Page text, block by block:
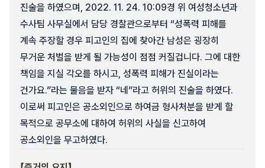
진술을 하였으며, 2022. 11. 24. 10:09경 위 여성청소년과
수사팀 사무실에서 담당 경찰관으로부터 “성폭력 피해를
계속 주장할 경우 피고인의 집에 찾아간 남성은 굉장히
무거운 처벌을 받게 될 가능성이 점점 커질겁니다. 그에 대한
책임을 지실 각오를 하시고, 성폭력 피해가 진실이라는
건가요.”라는 물음을 받자 “네”라고 허위의 진술을 하였다.
이로써 피고인은 공소외인으로 하여금 형사처분을 받게 할
목적으로 공무소에 대하여 허위의 사실을 신고하여
공소외인을 무고하였다.